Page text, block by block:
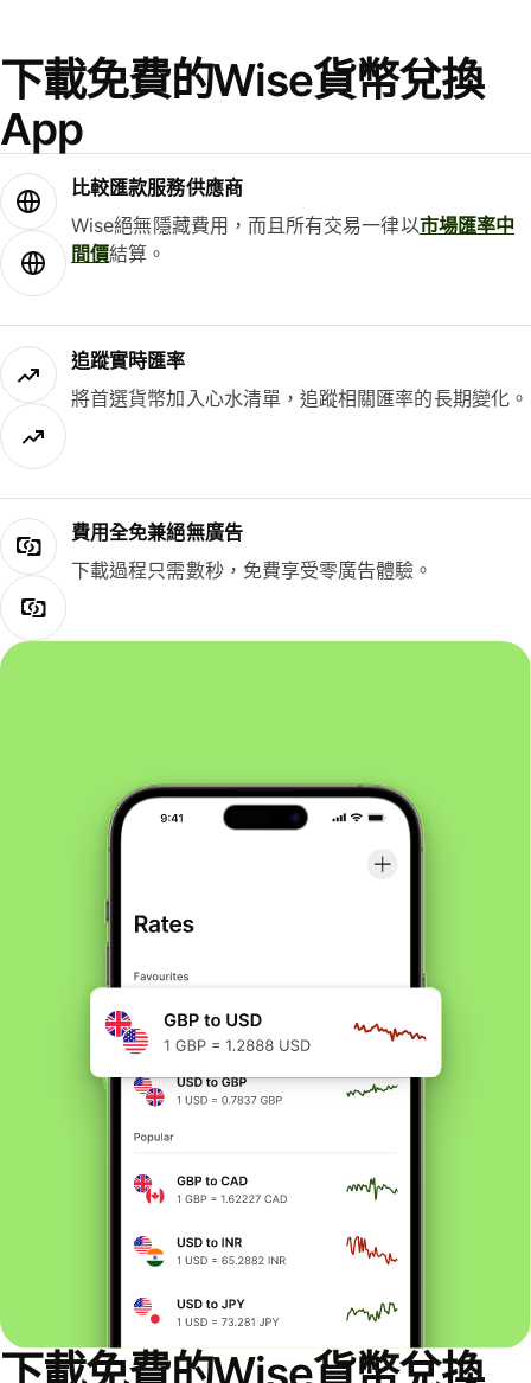
下載免費的Wise貨幣兌換
App
比較匯款服務供應商
Wise絕無隱藏費用，而且所有交易一律以市場匯率中
間價結算。
追蹤實時匯率
將首選貨幣加入心水清單，追蹤相關匯率的長期變化。
費用全免兼絕無廣告
下載過程只需數秒，免費享受零廣告體驗。